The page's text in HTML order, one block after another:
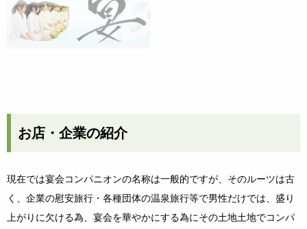
お店・企業の紹介
現在では宴会コンパニオンの名称は一般的ですが、そのルーツは古
く、企業の慰安旅行・各種団体の温泉旅行等で男性だけでは、盛り
上がりに欠ける為、宴会を華やかにする為にその土地土地でコンパ